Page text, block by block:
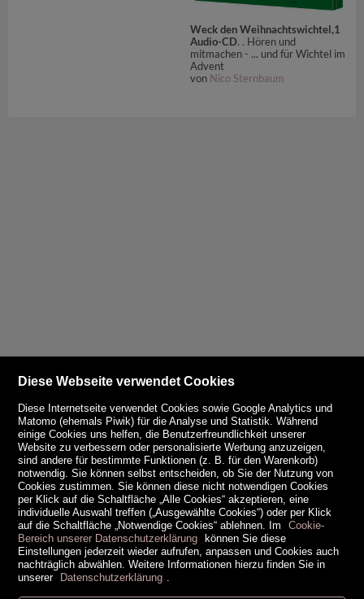
Weck den Weihnachtswichtel,1
Audio-CD. . Hören und
mitmachen - ... und für Wichtel im
Advent
von Nico Sternbaum
Diese Webseite verwendet Cookies
Diese Internetseite verwendet Cookies sowie Google Analytics und
Matomo (ehemals Piwik) für die Analyse und Statistik. Während
einige Cookies uns helfen, die Benutzerfreundlichkeit unserer
Website zu verbessern oder personalisierte Werbung anzuzeigen,
sind andere für bestimmte Funktionen (z. B. für den Warenkorb)
notwendig. Sie können selbst entscheiden, ob Sie der Nutzung von
Cookies zustimmen. Sie können diese nicht notwendigen Cookies
per Klick auf die Schaltfläche „Alle Cookies“ akzeptieren, eine
individuelle Auswahl treffen („Ausgewählte Cookies“) oder per Klick
auf die Schaltfläche „Notwendige Cookies“ ablehnen. Im
Cookie-
Bereich unserer Datenschutzerklärung können Sie diese
Einstellungen jederzeit wieder aufrufen, anpassen und Cookies auch
nachträglich abwählen. Weitere Informationen hierzu finden Sie in
unserer Datenschutzerklärung